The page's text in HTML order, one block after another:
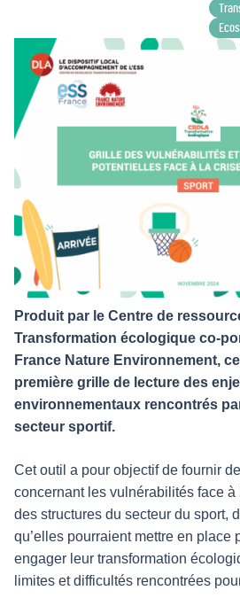
Produit par le Centre de
Transformation écologique co-
France Nature Environnement,
première grille de lecture des
environnementaux rencontrés
secteur sportif.
Cet outil a pour objectif de fournir
concernant les vulnérabilités face
des structures du secteur du sport,
qu’elles pourraient mettre en place
engager leur transformation
limites et difficultés rencontrées